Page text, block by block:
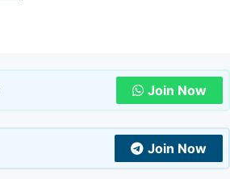
Join Now
Join Now